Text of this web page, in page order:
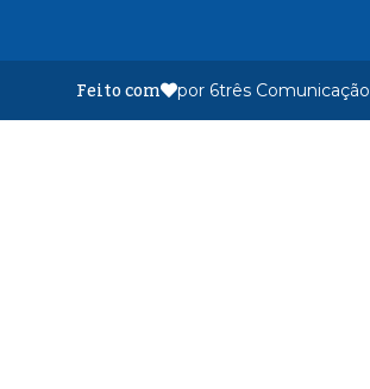
Feito com por 6três Comunicação